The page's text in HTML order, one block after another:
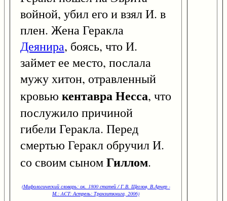
войной, убил его и взял И. в
плен. Жена Геракла
Деянира, боясь, что И.
займет ее место, послала
мужу хитон, отравленный
кровью кентавраНесса, что
послужило причиной
гибели Геракла. Перед
смертью Геракл обручил И.
со своим сыномГиллом.
(Мифологический словарь: ок. 1800 статей / Г.В. Щеглов, В.Арчер -
М.: ACT: Астрель: Транзиткнига, 2006)